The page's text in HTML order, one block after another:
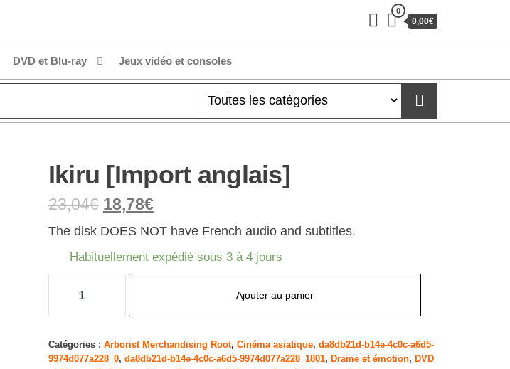
0
0,00€
DVD et Blu-ray Jeux vidéo et consoles
Ikiru [Import anglais]
23,04€ 18,78€
The disk DOES NOT have French audio and subtitles.
Habituellement expédié sous 3 à 4 jours
[Import
anglais]
Ajouter au panier
Catégories : Arborist Merchandising Root, Cinéma asiatique, da8db21d-b14e-4c0c-a6d5-
9974d077a228_0, da8db21d-b14e-4c0c-a6d5-9974d077a228_1801, Drame et émotion, DVD